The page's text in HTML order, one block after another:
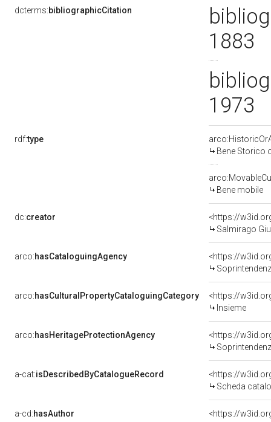
dcterms:bibliographicCitation
1883
1973
rdf:type
Bene Storico
Bene mobile
dc:creator
<https://
Salmirago
arco:hasCataloguingAgency
<https://
arco:hasCulturalPropertyCataloguingCategory
<https://
Insieme
arco:hasHeritageProtectionAgency
<https://
a-cat:isDescribedByCatalogueRecord
<https://
Scheda
a-cd:hasAuthor
<https://